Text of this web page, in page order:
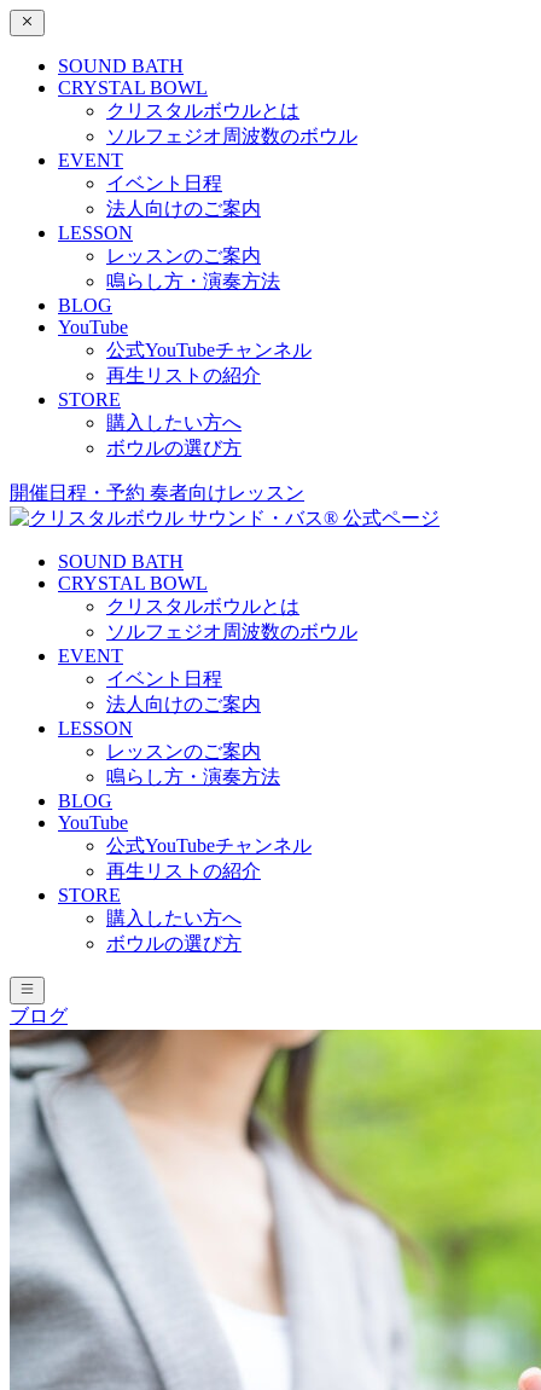
SOUND BATH
CRYSTAL BOWL
クリスタルボウルとは
ソルフェジオ周波数のボウル
EVENT
イベント日程
法人向けのご案内
LESSON
レッスンのご案内
鳴らし方・演奏方法
BLOG
YouTube
公式YouTubeチャンネル
再生リストの紹介
STORE
購入したい方へ
ボウルの選び方
開催日程・予約 奏者向けレッスン
SOUND BATH
CRYSTAL BOWL
クリスタルボウルとは
ソルフェジオ周波数のボウル
EVENT
イベント日程
法人向けのご案内
LESSON
レッスンのご案内
鳴らし方・演奏方法
BLOG
YouTube
公式YouTubeチャンネル
再生リストの紹介
STORE
購入したい方へ
ボウルの選び方
ブログ